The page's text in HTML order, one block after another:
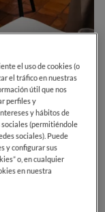
0
A Coruña
20:00-22:30
el uso de cookies (o
el tráfico en nuestras
útil que nos
perfiles y
y hábitos de
(permitiéndole
sociales). Puede
y configurar sus
o, en cualquier
en nuestra